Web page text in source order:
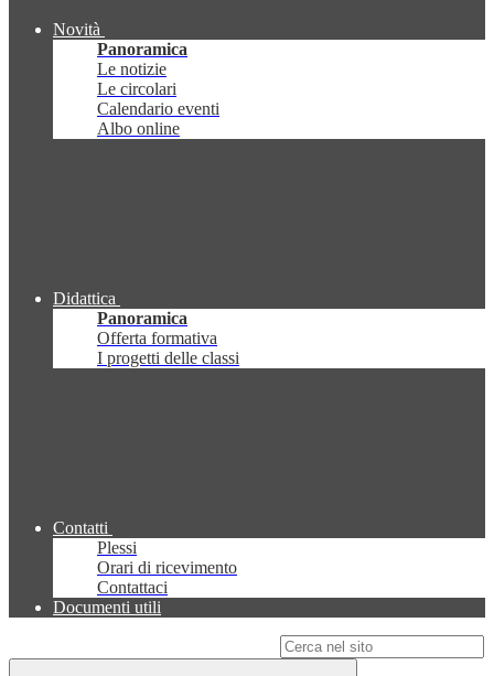
Novità
Panoramica
Le notizie
Le circolari
Calendario eventi
Albo online
Didattica
Panoramica
Offerta formativa
I progetti delle classi
Contatti
Plessi
Orari di ricevimento
Contattaci
Documenti utili